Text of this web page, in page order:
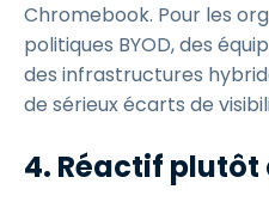
Chromebook. Pour les
politiques BYOD, des
des infrastructures
de sérieux écarts de
4. Réactif